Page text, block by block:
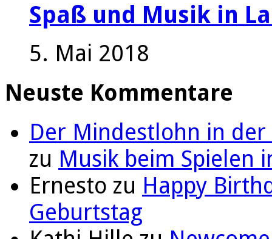
Spaß und Musik in
5. Mai 2018
Neuste Kommentare
Der Mindestlohn in der
zu Musik beim Spielen
Ernesto zu Happy
Geburtstag